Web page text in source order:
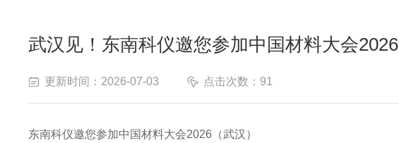
武汉见！东南科仪邀您参加中国材料大会2026
更新时间：2026-07-03 点击次数：91
东南科仪邀您参加中国材料大会2026（武汉）